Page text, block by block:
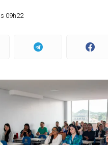
09h22